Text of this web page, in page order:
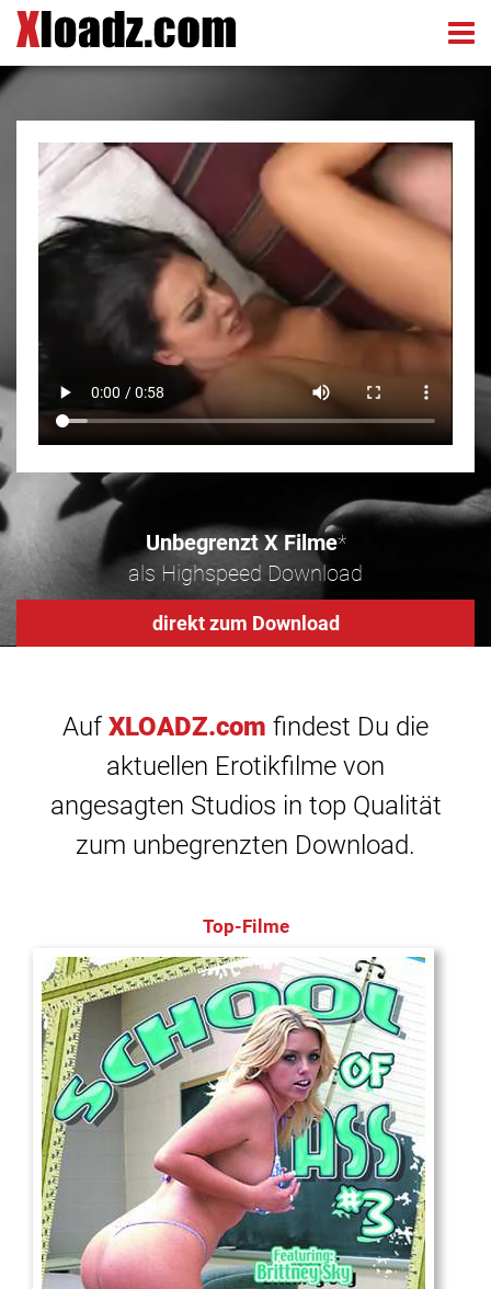
Unbegrenzt X Filme*
als Highspeed Download
direkt zum Download
Auf XLOADZ.com findest Du die
aktuellen Erotikfilme von
angesagten Studios in top Qualität
zum unbegrenzten Download.
Top-Filme